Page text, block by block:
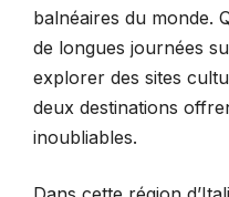
balnéaires du monde.
de longues journées
explorer des sites
deux destinations
inoubliables.